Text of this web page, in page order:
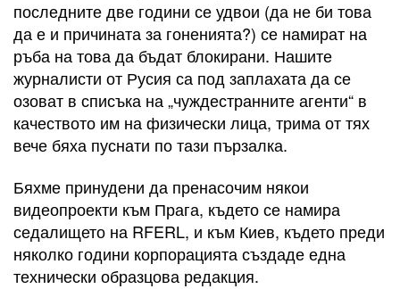
последните две години се удвои (да не би това
да е и причината за гоненията?) се намират на
ръба на това да бъдат блокирани. Нашите
журналисти от Русия са под заплахата да се
озоват в списъка на „чуждестранните агенти“ в
качеството им на физически лица, трима от тях
вече бяха пуснати по тази пързалка.
Бяхме принудени да пренасочим някои
видеопроекти към Прага, където се намира
седалището на RFERL, и към Киев, където преди
няколко години корпорацията създаде една
технически образцова редакция.